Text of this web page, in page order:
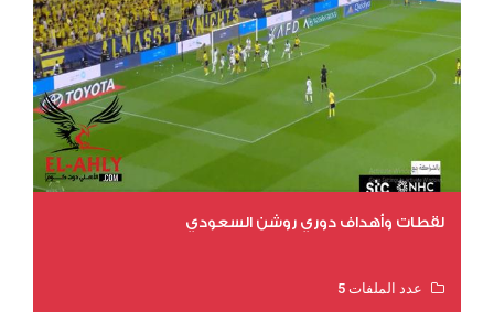
لقطات وأهداف دوري روشن السعودي
عدد الملفات 5